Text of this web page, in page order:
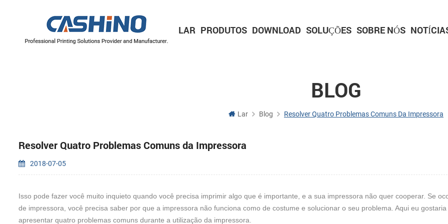
LAR PRODUTOS DOWNLOAD SOLUÇÕES SOBRE NÓS
BLOG
Lar Blog Resolver Quatro Problemas Comuns Da Impressora
Resolver Quatro Problemas Comuns da Impressora
2018-07-05
Isso pode fazer você muito inquieto quando você precisa imprimir algo que é importante, e a sua impressora não quer cooperar. Se
de impressora, você precisa saber por que a impressora não funciona como de costume e solucionar o seu problema. Aqui eu gostaria
apresentar quatro problemas comuns durante a utilização da impressora.